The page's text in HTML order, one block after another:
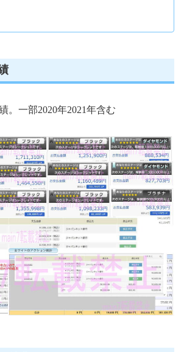
。一部2020年2021年含む